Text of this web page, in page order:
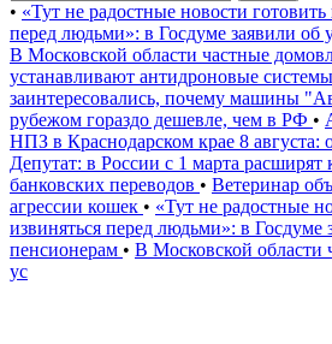
• «Тут не радостные новости готовить
перед людьми»: в Госдуме заявили об
В Московской области частные
устанавливают антидроновые системы
заинтересовались, почему машины
рубежом гораздо дешевле, чем в РФ •
НПЗ в Краснодарском крае 8 августа:
Депутат: в России с 1 марта расширят
банковских переводов • Ветеринар
агрессии кошек • «Тут не радостные
извиняться перед людьми»: в Госдуме
пенсионерам • В Московской области
ус